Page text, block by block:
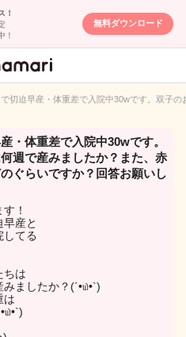
！
！
無料ダウンロード
匿名QA
切迫早産・体重差で入院中30wです。双子
・体重差で入院中30wです。
週で産みましたか？また、赤
ぐらいですか？回答お願いし
！
産と
してる
ちは
ましたか？(´•௰•`)
は